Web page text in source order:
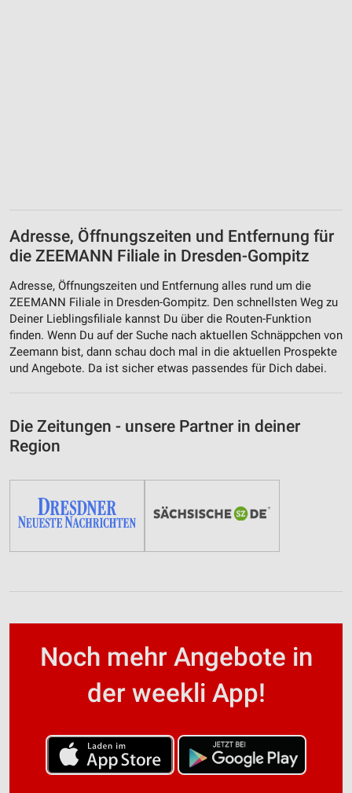
Adresse, Öffnungszeiten und Entfernung für
die ZEEMANN Filiale in Dresden-Gompitz
Adresse, Öffnungszeiten und Entfernung alles rund um die
ZEEMANN Filiale in Dresden-Gompitz. Den schnellsten Weg zu
Deiner Lieblingsfiliale kannst Du über die Routen-Funktion
finden. Wenn Du auf der Suche nach aktuellen Schnäppchen von
Zeemann bist, dann schau doch mal in die aktuellen Prospekte
und Angebote. Da ist sicher etwas passendes für Dich dabei.
Die Zeitungen - unsere Partner in deiner
Region
Noch mehr Angebote in
der weekli App!